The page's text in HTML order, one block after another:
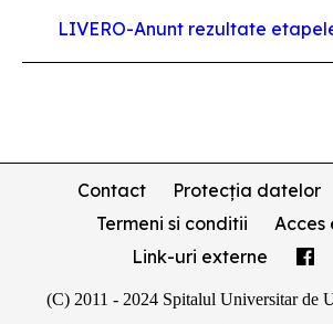
LIVERO-Anunt rezultate
Contact Protecția datelor
Termeni si conditii
Acces
Link-uri externe
(C) 2011 - 2024 Spitalul Universitar de